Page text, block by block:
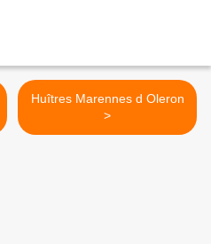
Huîtres Marennes d Oleron
>